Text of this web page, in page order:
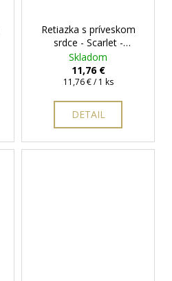
Retiazka s príveskom
srdce - Scarlet -
SRD8978+ darčeková
krabička zadarmo
Skladom
11,76 €
Jednotková
11,76 € / 1 ks
DETAIL